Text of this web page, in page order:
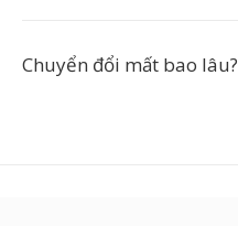
Chuyển đổi mất bao lâu?